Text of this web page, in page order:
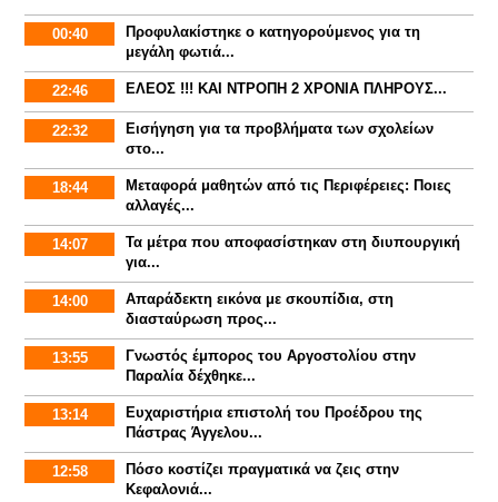
00:40
Προφυλακίστηκε ο κατηγορούμενος για τη
μεγάλη φωτιά...
22:46 ΕΛΕΟΣ !!! ΚΑΙ ΝΤΡΟΠΗ 2 ΧΡΟΝΙΑ ΠΛΗΡΟΥΣ...
22:32
Εισήγηση για τα προβλήματα των σχολείων
στο...
18:44
Mεταφορά μαθητών από τις Περιφέρειες: Ποιες
αλλαγές...
14:07
Τα μέτρα που αποφασίστηκαν στη διυπουργική
για...
14:00
Απαράδεκτη εικόνα με σκουπίδια, στη
διασταύρωση προς...
13:55
Γνωστός έμπορος του Αργοστολίου στην
Παραλία δέχθηκε...
13:14
Ευχαριστήρια επιστολή του Προέδρου της
Πάστρας Άγγελου...
12:58
Πόσο κοστίζει πραγματικά να ζεις στην
Κεφαλονιά...